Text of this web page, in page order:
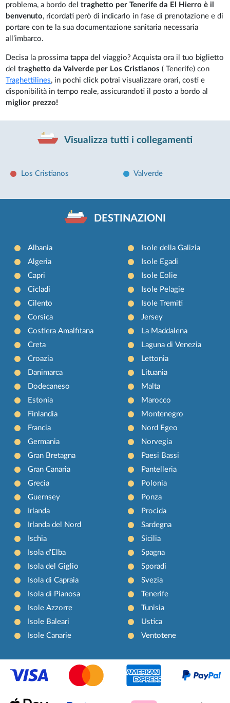
problema, a bordo deltraghetto per Tenerife da El Hierro è il
benvenuto, ricordati però di indicarlo in fase di prenotazione e di
portare con te la sua documentazione sanitaria necessaria
all’imbarco.
Decisa la prossima tappa del viaggio? Acquista ora il tuo biglietto
deltraghetto da Valverde per Los Cristianos( Tenerife) con
Traghettilines, in pochi click potrai visualizzare orari, costi e
disponibilità in tempo reale, assicurandoti il posto a bordo al
miglior prezzo!
Visualizza tutti i collegamenti
Los Cristianos Valverde
DESTINAZIONI
Albania
Algeria
Capri
Cicladi
Cilento
Corsica
Costiera Amalfitana
Creta
Croazia
Danimarca
Dodecaneso
Estonia
Finlandia
Francia
Germania
Gran Bretagna
Gran Canaria
Grecia
Guernsey
Irlanda
Irlanda del Nord
Ischia
Isola d'Elba
Isola del Giglio
Isola di Capraia
Isola di Pianosa
Isole Azzorre
Isole Baleari
Isole Canarie
Isole della Galizia
Isole Egadi
Isole Eolie
Isole Pelagie
Isole Tremiti
Jersey
La Maddalena
Laguna di Venezia
Lettonia
Lituania
Malta
Marocco
Montenegro
Nord Egeo
Norvegia
Paesi Bassi
Pantelleria
Polonia
Ponza
Procida
Sardegna
Sicilia
Spagna
Sporadi
Svezia
Tenerife
Tunisia
Ustica
Ventotene